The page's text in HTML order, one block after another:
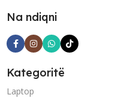
Na ndiqni
Kategoritë
Laptop